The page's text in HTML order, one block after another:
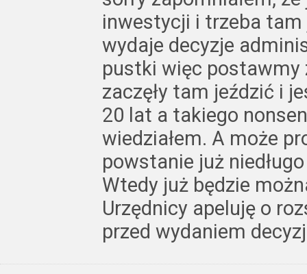
inwestycji i trzeba
wydaje decyzje
pustki więc postawmy
zaczęły tam jeździć i
20 lat a takiego
wiedziałem. A może
powstanie już
Wtedy już będzie
Urzędnicy apeluję o
przed wydaniem